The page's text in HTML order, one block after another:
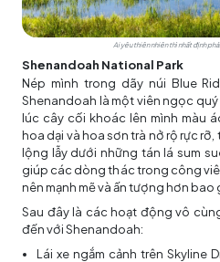
Ai yêu thiên nhiên thì nhất định
Shenandoah National Park
Nép mình trong dãy núi Blue
Shenandoah là một viên ngọc
lúc cây cối khoác lên mình màu
hoa dại và hoa sơn trà nở rộ rực rỡ,
lộng lẫy dưới những tán lá sum
giúp các dòng thác trong công
nên mạnh mẽ và ấn tượng hơn bao
Sau đây là các hoạt động vô
đến với Shenandoah:
Lái xe ngắm cảnh trên Skyline